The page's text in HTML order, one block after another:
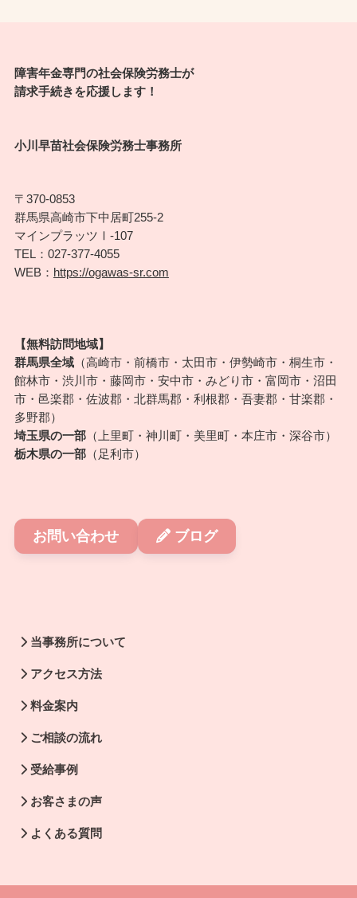
障害年金専門の社会保険労務士が
請求手続きを応援します！
小川早苗社会保険労務士事務所
〒370-0853
群馬県高崎市下中居町255-2
マインプラッツⅠ-107
TEL：027-377-4055
WEB： https://ogawas-sr.com
【無料訪問地域】
群馬県全域（高崎市・前橋市・太田市・伊勢崎市・桐生市・
館林市・渋川市・藤岡市・安中市・みどり市・富岡市・沼田
市・邑楽郡・佐波郡・北群馬郡・利根郡・吾妻郡・甘楽郡・
多野郡）
埼玉県の一部（上里町・神川町・美里町・本庄市・深谷市）
栃木県の一部（足利市）
お問い合わせ ブログ
当事務所について
アクセス方法
料金案内
ご相談の流れ
受給事例
お客さまの声
よくある質問